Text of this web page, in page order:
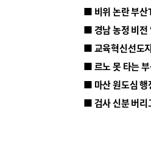
■ 비위 논란 부산
■ 르노 못 타는
■ 마산 원도심 행